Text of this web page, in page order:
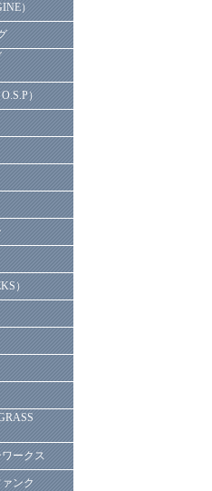
）
）
）
ワークス
ンク